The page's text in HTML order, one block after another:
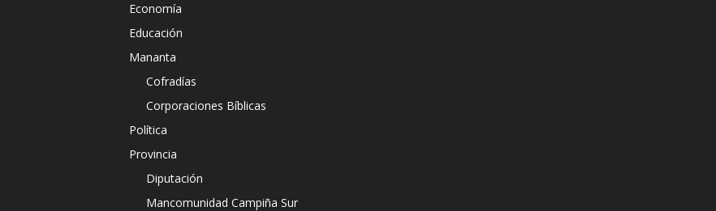
Economía
Educación
Mananta
Cofradías
Corporaciones Bíblicas
Política
Provincia
Diputación
Mancomunidad Campiña Sur